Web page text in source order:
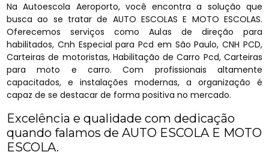
Na Autoescola Aeroporto, você encontra a solução que
busca ao se tratar de AUTO ESCOLAS E MOTO ESCOLAS.
Oferecemos serviços como Aulas de direção para
habilitados, Cnh Especial para Pcd em São Paulo, CNH PCD,
Carteiras de motoristas, Habilitação de Carro Pcd, Carteiras
para moto e carro. Com profissionais altamente
capacitados, e instalações modernas, a organização é
capaz de se destacar de forma positiva no mercado.
Excelência e qualidade com dedicação
quando falamos de AUTO ESCOLA E MOTO
ESCOLA.